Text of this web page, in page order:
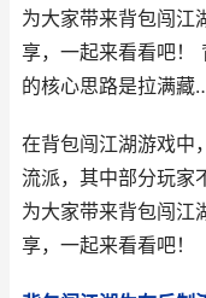
为大家带来背包闯江
享，一起来看看吧！
的核心思路是拉满藏
在背包闯江湖游戏中
流派，其中部分玩家
为大家带来背包闯江
享，一起来看看吧！